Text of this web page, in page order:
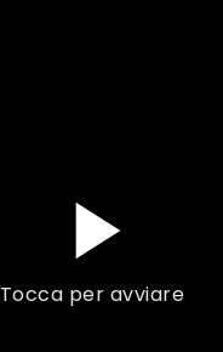
Tocca per avviare